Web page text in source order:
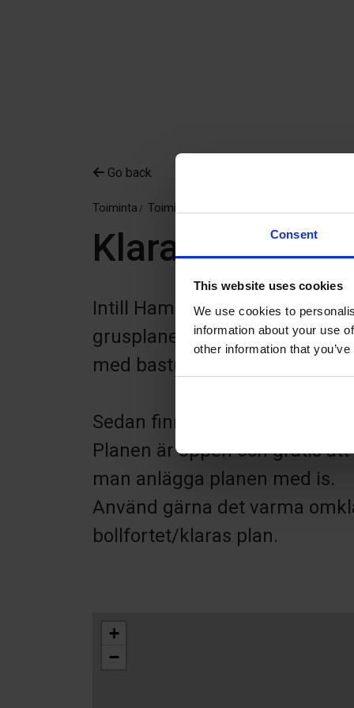
Consent
This website uses cookies
We use cookies to
information about your use
other information that
Go back
Toiminta Toiminta
Klaras
Intill Hammarvallen i
grusplanen. Cirka 400 meter
med bastu samt klubbhus.
Sedan finns även fortet med
Planen är öppen och gratis
man anlägga planen med is.
Använd gärna det varma
bollfortet/klaras plan.
+
−